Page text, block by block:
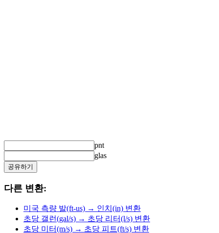
pnt
glas
공유하기
다른 변환:
미국 측량 발(ft-us) → 인치(in) 변환
초당 갤런(gal/s) → 초당 리터(l/s) 변환
초당 미터(m/s) → 초당 피트(ft/s) 변환